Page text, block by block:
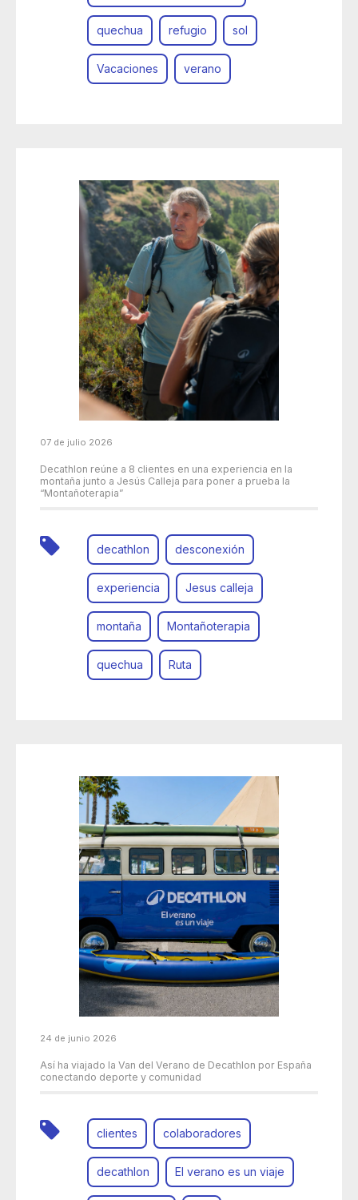
quechua refugio sol
Vacaciones verano
07 de julio 2026
Decathlon reúne a 8 clientes en una experiencia en la
montaña junto a Jesús Calleja para poner a prueba la
“Montañoterapia”
decathlon desconexión
experiencia Jesus calleja
montaña Montañoterapia
quechua Ruta
24 de junio 2026
Así ha viajado la Van del Verano de Decathlon por España
conectando deporte y comunidad
clientes colaboradores
decathlon El verano es un viaje